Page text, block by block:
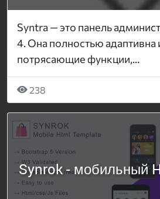
Syntra — это панель
4. Она полностью адаптивна
потрясающие функции,...
238
Synrok - мобильный